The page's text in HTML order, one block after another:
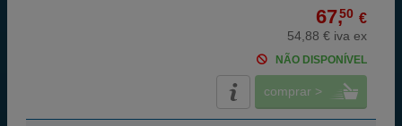
67,50 €
54,88 € iva ex
NÃO DISPONÍVEL
comprar >